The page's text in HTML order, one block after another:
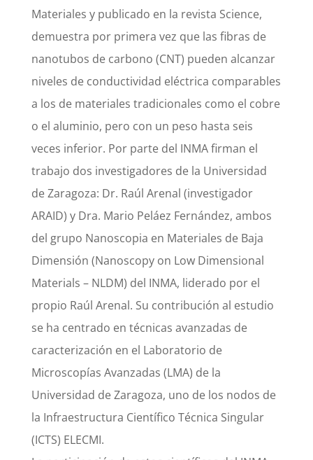
Materiales y publicado en la revista Science,
demuestra por primera vez que las fibras de
nanotubos de carbono (CNT) pueden alcanzar
niveles de conductividad eléctrica comparables
a los de materiales tradicionales como el cobre
o el aluminio, pero con un peso hasta seis
veces inferior. Por parte del INMA firman el
trabajo dos investigadores de la Universidad
de Zaragoza: Dr. Raúl Arenal (investigador
ARAID) y Dra. Mario Peláez Fernández, ambos
del grupo Nanoscopia en Materiales de Baja
Dimensión (Nanoscopy on Low Dimensional
Materials – NLDM) del INMA, liderado por el
propio Raúl Arenal. Su contribución al estudio
se ha centrado en técnicas avanzadas de
caracterización en el Laboratorio de
Microscopías Avanzadas (LMA) de la
Universidad de Zaragoza, uno de los nodos de
la Infraestructura Científico Técnica Singular
(ICTS) ELECMI.